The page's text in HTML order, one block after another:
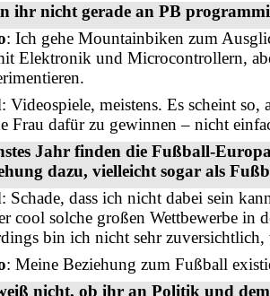
ihr nicht gerade an PB
: Ich gehe Mountainbiken zum
Elektronik und Microcontrollern,
: Videospiele, meistens. Es scheint
Frau dafür zu gewinnen – nicht
Jahr finden die Fußball-
dazu, vielleicht sogar als
: Schade, dass ich nicht dabei sein
cool solche großen Wettbewerbe in
bin ich nicht sehr zuversichtlich,
: Meine Beziehung zum Fußball
nicht, ob ihr an Politik und dem